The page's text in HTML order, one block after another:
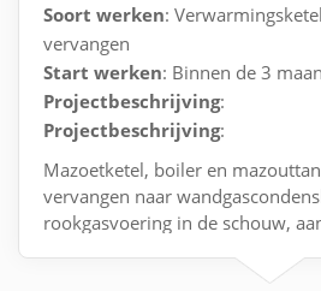
Soort werken:
vervangen
Start werken: Binnen de 3
Projectbeschrijving:
Projectbeschrijving:
Mazoetketel, boiler en
vervangen naar
rookgasvoering in de schouw,